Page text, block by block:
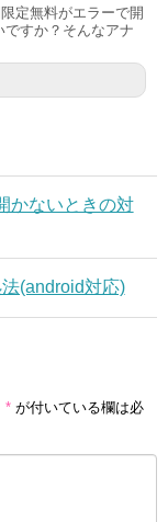
定無料がエラーで開
すか？そんなアナ
かないときの対
(android対応)
* が付いている欄は必